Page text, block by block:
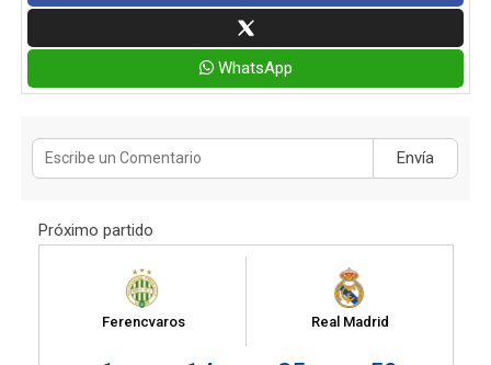
WhatsApp
Envía
Próximo partido
Ferencvaros Real Madrid